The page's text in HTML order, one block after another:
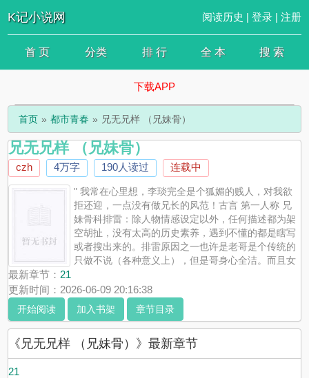
K记小说网 阅读历史 | 登录| 注册
首 页 分类 排 行 全 本 搜 索
下载APP
首页 都市青春 兄无兄样 （兄妹骨）
兄无兄样 （兄妹骨）
czh 4万字 190人读过 连载中
" 我常在心里想，李琰完全是个狐媚的贱人，对我欲
拒还迎，一点没有做兄长的风范！古言 第一人称 兄
妹骨科排雷：除人物情感设定以外，任何描述都为架
空胡扯，没有太高的历史素养，遇到不懂的都是瞎写
或者搜出来的。排雷原因之一也许是老哥是个传统的
只做不说（各种意义上），但是哥身心全洁。而且女
主后面有老公，不保证女主只和老哥做，但是就算有别的男人也只是
一个老公。就凭女主对老哥这样看重就不可能接受太多别的男人。但
是任她外面野草飘飘永远最爱老哥，结局只会选择和哥一起，任何选
择top1都是哥。因为有宝宝疑惑，所以我再次解释一下，这篇主线是
哥妹的故事，一切以哥妹的感情展开，任何情节都是为了哥妹服务
的，没有标1v1是因为怕每个人理解不同，被骂挂羊头卖狗肉。从剧
情来讲，妹后续是有老公的，这是一个设定，但是只是过程。我不认
为是1v2的原因也在此，妹的老公在我眼里并不算主角之一呀，就当
最新章节： 21
更新时间：2026-06-09 20:16:38
开始阅读 加入书架 章节目录
《兄无兄样 （兄妹骨）》最新章节
21